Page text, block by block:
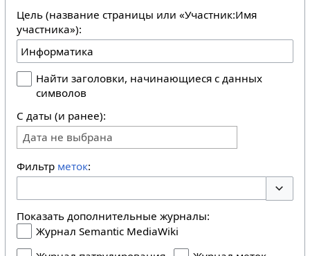
Цель (название страницы или «Участник:Имя
участника»):
Найти заголовки, начинающиеся с данных
символов
С даты (и ранее):
Дата не выбрана
Фильтр меток:
Показать дополнительные журналы:
Журнал Semantic MediaWiki